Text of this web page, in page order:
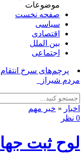
موضوعات
صفحه نخست
سیاسی
اقتصادی
بین الملل
اجتماعی
پرچم‌های سرخ انتقام
مردم شیراز_
اخبار « خبر مهم
0 نظر
لوح ثبت